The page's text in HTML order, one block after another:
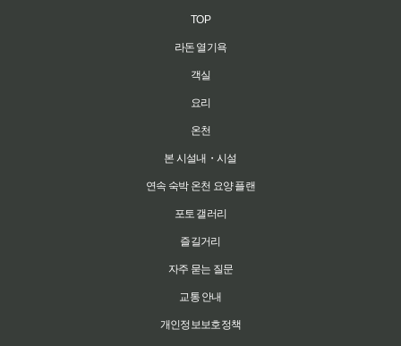
TOP
라돈 열기욕
객실
요리
온천
본 시설내・시설
연속 숙박 온천 요양 플랜
포토 갤러리
즐길거리
자주 묻는 질문
교통 안내
개인정보보호정책